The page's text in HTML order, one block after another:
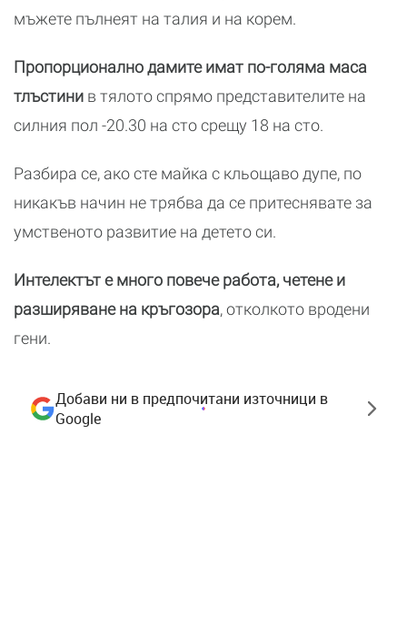
мъжете пълнеят на талия и на корем.
Пропорционално дамите имат по-голяма маса
тлъстини в тялото спрямо представителите на
силния пол -20.30 на сто срещу 18 на сто.
Разбира се, ако сте майка с кльощаво дупе, по
никакъв начин не трябва да се притеснявате за
умственото развитие на детето си.
Интелектът е много повече работа, четене и
разширяване на кръгозора, отколкото вродени
гени.
Добави ни в предпочитани източници в
Google